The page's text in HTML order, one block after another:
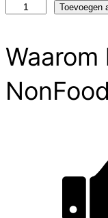
test
Toevoegen